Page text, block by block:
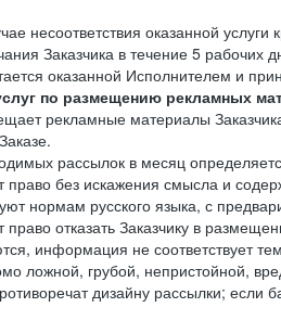
несоответствия оказанной
Заказчика в течение 5 рабочих
оказанной Исполнителем и
по размещению рекламных
рекламные материалы
рассылок в месяц
без искажения смысла и
нормам русского языка, с
отказать Заказчику в
информация не соответствует
ложной, грубой, непристойной,
дизайну рассылки;